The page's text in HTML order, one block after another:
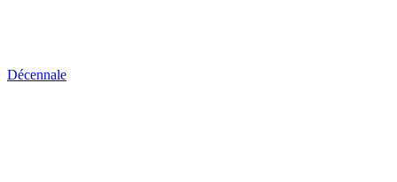
Décennale